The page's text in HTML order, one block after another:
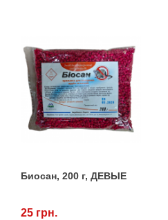
Биосан, 200 г, ДЕВЫЕ
25 грн.